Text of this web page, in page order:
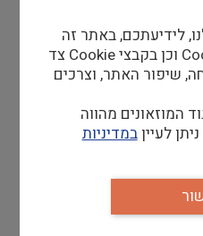
שדרות יפה נוף 89,
(סחנה)
צפת
יגאל אלון,
לידיעתכם, באתר זה
נעשה שימוש בקבצי Cookie וכן בקבצי Cookie צד
שיפור האתר, וצרכים
המוזאונים מהווה
לעייןבמדיניות